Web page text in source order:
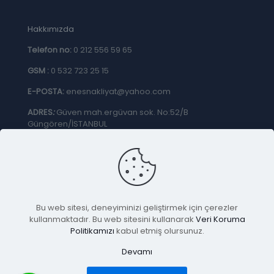
Hakkımızda
Telefon no: 0 212 556 59 65
GSM : 0 532 723 25 15
E-POSTA: enesnakliyat@yahoo.com
ADRES:Güven mah.ergüvan sok. No:52/B
Güngören/İSTANBUL
Hakları Saklıdır.
Bu web sitesi, deneyiminizi geliştirmek için çerezler
kullanmaktadır. Bu web sitesini kullanarak Veri Koruma
Politikamızı kabul etmiş olursunuz.
Devamı